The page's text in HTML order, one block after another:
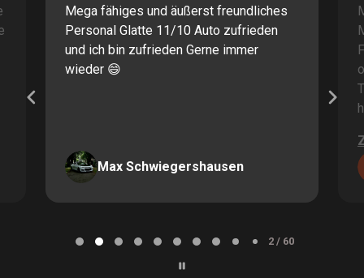
Mega fähiges und äußerst freundliches
Personal Glatte 11/10 Auto zufrieden
und ich bin zufrieden Gerne immer
wieder 😄
Max Schwiegershausen
2 / 60